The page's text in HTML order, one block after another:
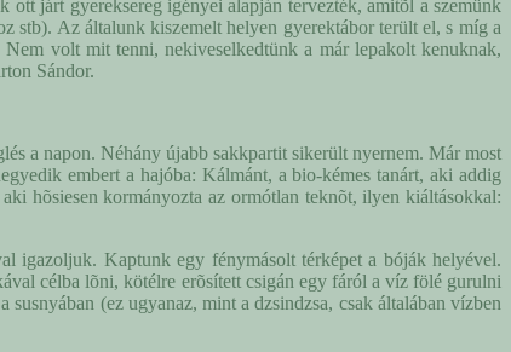
járt gyereksereg igényei alapján tervezték, amitõl a szemünk
stb). Az általunk kiszemelt helyen gyerektábor terült el, s míg a
Nem volt mit tenni, nekiveselkedtünk a már lepakolt kenuknak,
Sándor.
a napon. Néhány újabb sakkpartit sikerült nyernem. Már most
embert a hajóba: Kálmánt, a bio-kémes tanárt, aki addig
hõsiesen kormányozta az ormótlan teknõt, ilyen kiáltásokkal:
igazoljuk. Kaptunk egy fénymásolt térképet a bóják helyével.
célba lõni, kötélre erõsített csigán egy fáról a víz fölé gurulni
(ez ugyanaz, mint a dzsindzsa, csak általában vízben